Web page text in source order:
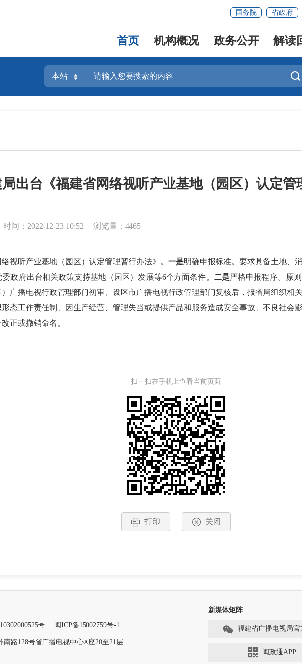
国务院 省政府
首页 机构概况 政务公开 解读
出台《福建省网络视听产业基地（园区）认定管
时间：2022-12-23 10:52 浏览量：4465
听产业基地（园区）认定管理暂行办法》。 一是明确申报标准。要求具备土地、
政府出台相关政策支持基地（园区）发展等6个方面条件。 二是严格申报程序。原
广播电视行政管理部门初审、设区市广播电视行政管理部门复核后，报省局组织相
态工作责任制、因生产经营、管理失当或提供产品和服务造成安全事故、不良社会
正或撤销命名。
扫一扫在手机上查看当前页面
打印 关闭
号 闽ICP备15002759号-1
南路128号省广播电视中心A座20至21层
新媒体矩阵
福建省广播电视局官
闽政通APP